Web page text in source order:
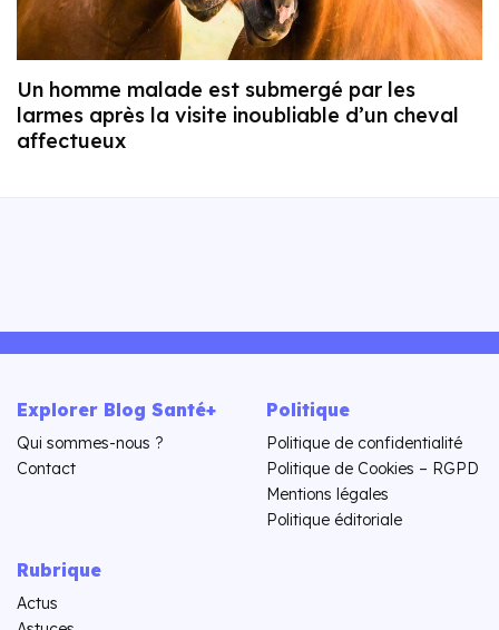
Un homme malade est submergé par les
larmes après la visite inoubliable d’un cheval
affectueux
Explorer Blog Santé+
Qui sommes-nous ?
Contact
Politique
Politique de confidentialité
Politique de Cookies – RGPD
Mentions légales
Politique éditoriale
Rubrique
Actus